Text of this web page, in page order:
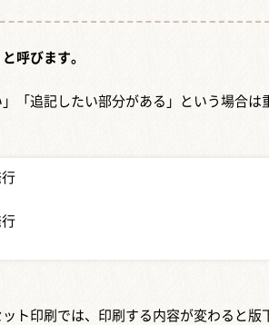
呼びます。
「追記したい部分がある」という場合は
ト印刷では、印刷する内容が変わると版